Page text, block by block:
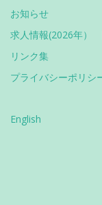
お知らせ
求人情報(2026年）
リンク集
プライバシーポリシ
English